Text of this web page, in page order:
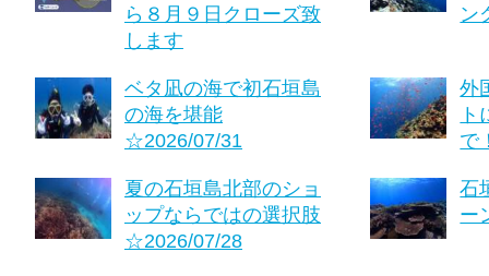
ら８月９日クローズ致
します
ン
ベタ凪の海で初石垣島
の海を堪能
☆2026/07/31
外
ト
で
夏の石垣島北部のショ
ップならではの選択肢
☆2026/07/28
石
ー